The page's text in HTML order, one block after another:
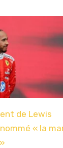
de Lewis
« la